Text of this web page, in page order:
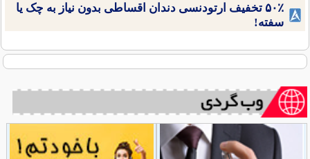
۵۰٪ تخفیف ارتودنسی دندان اقساطی بدون نیاز به چک یا
سفته!